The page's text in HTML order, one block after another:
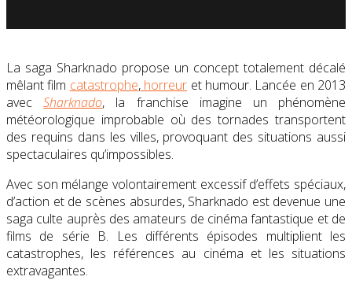
La saga Sharknado propose un concept totalement décalé
mêlant film catastrophe,horreur et humour. Lancée en 2013
avecSharknado, la franchise imagine un phénomène
météorologique improbable où des tornades transportent
des requins dans les villes, provoquant des situations aussi
spectaculaires qu’impossibles.
Avec son mélange volontairement excessif d’effets spéciaux,
d’action et de scènes absurdes, Sharknado est devenue une
saga culte auprès des amateurs de cinéma fantastique et de
films de série B. Les différents épisodes multiplient les
catastrophes, les références au cinéma et les situations
extravagantes.